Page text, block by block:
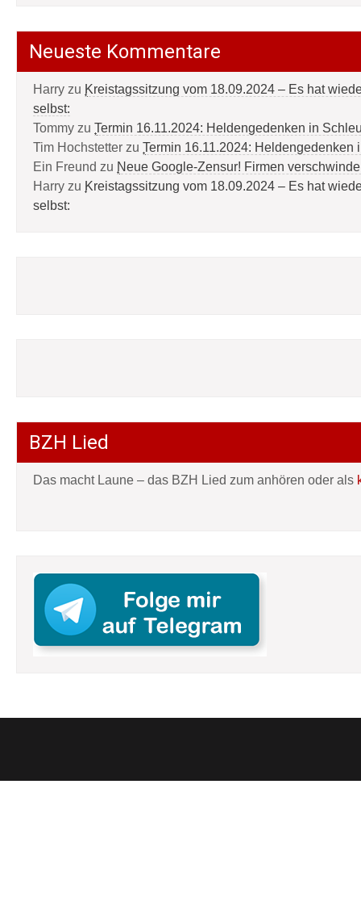
Neueste Kommentare
Harry zu Kreistagssitzung vom 18.09.2024 – Es hat
selbst:
Tommy zu Termin 16.11.2024: Heldengedenken in
Tim Hochstetter zu Termin 16.11.2024: Heldengedenken
Ein Freund zu Neue Google-Zensur! Firmen
Harry zu Kreistagssitzung vom 18.09.2024 – Es hat
selbst:
BZH Lied
Das macht Laune – das BZH Lied zum anhören oder als